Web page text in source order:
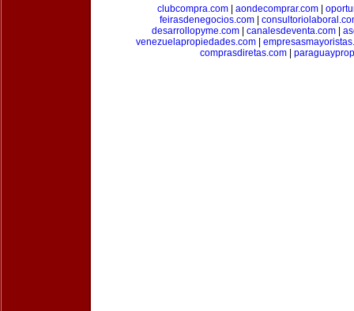
clubcompra.com
aondecomprar.com
feirasdenegocios.com|
desarrollopyme.com| canalesdeventa.com|
venezuelapropiedades.com|
comprasdiretas.com